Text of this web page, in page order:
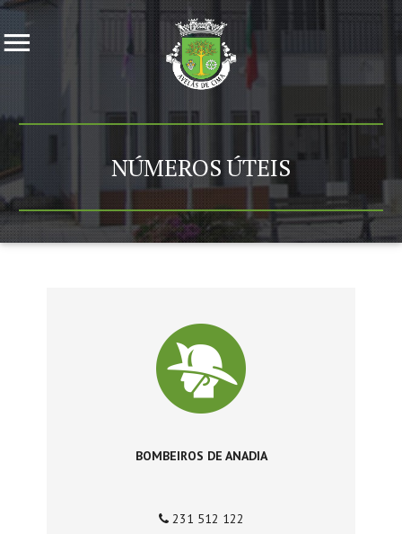
NÚMEROS ÚTEIS
BOMBEIROS DE ANADIA
231 512 122